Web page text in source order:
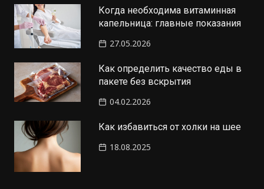
Когда необходима витаминная
капельница: главные показания
27.05.2026
Как определить качество еды в
пакете без вскрытия
04.02.2026
Как избавиться от холки на шее
18.08.2025